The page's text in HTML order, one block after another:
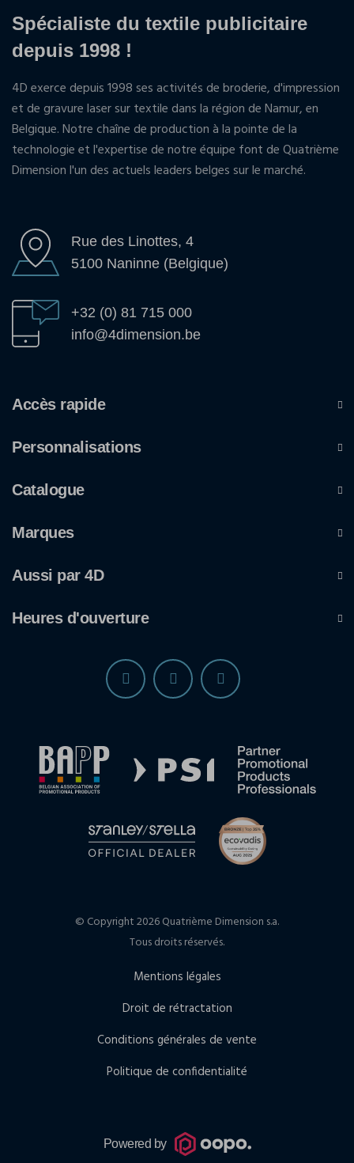
Spécialiste du textile publicitaire
depuis 1998 !
4D exerce depuis 1998 ses activités de broderie, d'impression
et de gravure laser sur textile dans la région de Namur, en
Belgique. Notre chaîne de production à la pointe de la
technologie et l'expertise de notre équipe font de Quatrième
Dimension l'un des actuels leaders belges sur le marché.
Rue des Linottes, 4
5100 Naninne (Belgique)
+32 (0) 81 715 000
info@4dimension.be
Accès rapide
Personnalisations
Catalogue
Marques
Aussi par 4D
Heures d'ouverture
© Copyright 2026 Quatrième Dimension s.a.
Tous droits réservés.
Mentions légales
Droit de rétractation
Conditions générales de vente
Politique de confidentialité
Powered by